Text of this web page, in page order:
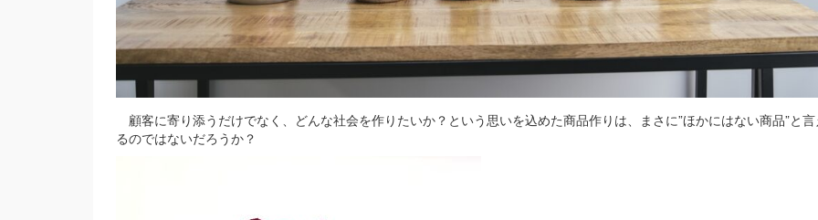
顧客に寄り添うだけでなく、どんな社会を作りたいか？という思いを込めた商品作りは、まさに”ほかにはない商品”と
るのではないだろうか？